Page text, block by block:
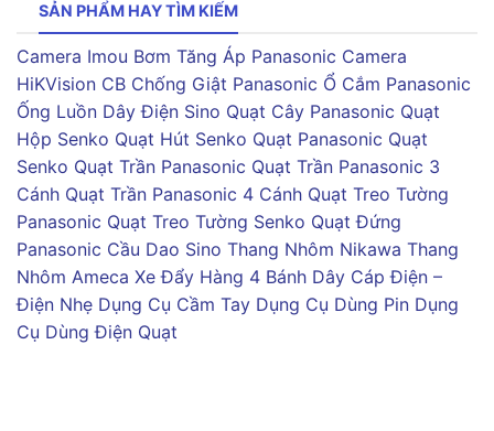
SẢN PHẨM HAY TÌM KIẾM
Camera Imou Bơm Tăng Áp Panasonic Camera
HiKVision CB Chống Giật Panasonic Ổ Cắm Panasonic
Ống Luồn Dây Điện Sino Quạt Cây Panasonic Quạt
Hộp Senko Quạt Hút Senko Quạt Panasonic Quạt
Senko Quạt Trần Panasonic Quạt Trần Panasonic 3
Cánh Quạt Trần Panasonic 4 Cánh Quạt Treo Tường
Panasonic Quạt Treo Tường Senko Quạt Đứng
Panasonic Cầu Dao Sino Thang Nhôm Nikawa Thang
Nhôm Ameca Xe Đẩy Hàng 4 Bánh Dây Cáp Điện –
Điện Nhẹ Dụng Cụ Cầm Tay Dụng Cụ Dùng Pin Dụng
Cụ Dùng Điện Quạt